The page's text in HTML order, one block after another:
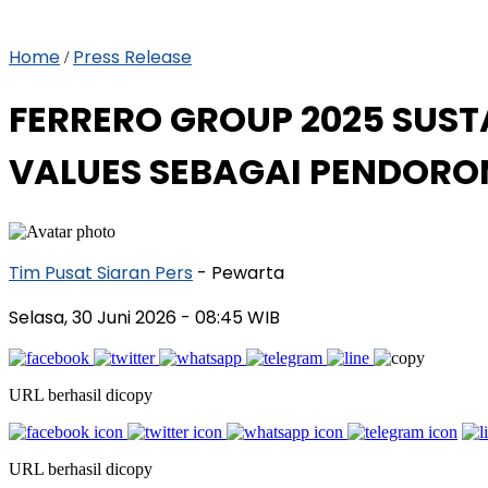
Home / Press Release
FERRERO GROUP 2025
VALUES SEBAGAI
Tim Pusat Siaran Pers - Pewarta
Selasa, 30 Juni 2026 - 08:45 WIB
URL berhasil dicopy
URL berhasil dicopy